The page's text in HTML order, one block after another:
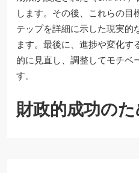
します。その後、これらの目
テップを詳細に示した現実的
ます。最後に、進捗や変化す
的に見直し、調整してモチベ
す。
財政的成功のた